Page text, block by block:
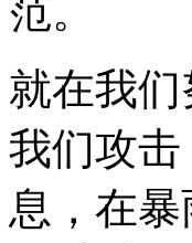
范。
就在我
我们攻
息，在